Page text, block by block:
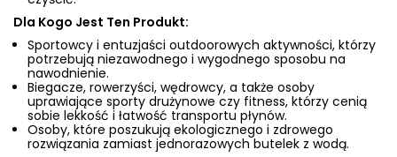
Dla Kogo Jest Ten Produkt:
Sportowcy i entuzjaści outdoorowych aktywności, którzy
potrzebują niezawodnego i wygodnego sposobu na
nawodnienie.
Biegacze, rowerzyści, wędrowcy, a także osoby
uprawiające sporty drużynowe czy fitness, którzy cenią
sobie lekkość i łatwość transportu płynów.
Osoby, które poszukują ekologicznego i zdrowego
rozwiązania zamiast jednorazowych butelek z wodą.